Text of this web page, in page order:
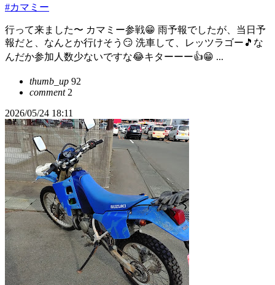
#カマミー
行って来ました〜 カマミー参戦😁 雨予報でしたが、当日予
報だと、なんとか行けそう😏 洗車して、レッツラゴー🎵な
んだか参加人数少ないですな😂キターーー👍😁 ...
thumb_up 92
comment2
2026/05/24 18:11